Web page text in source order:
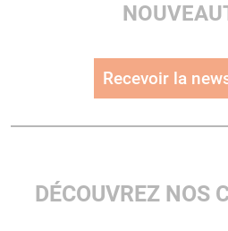
Recevoir la
DÉCOUVREZ NOS